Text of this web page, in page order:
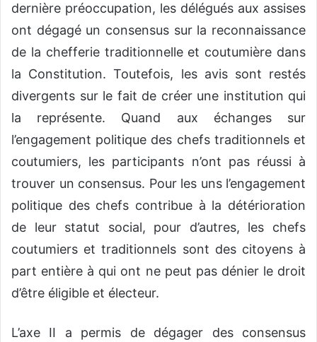
dernière préoccupation, les délégués aux assises
ont dégagé un consensus sur la reconnaissance
de la chefferie traditionnelle et coutumière dans
la Constitution. Toutefois, les avis sont restés
divergents sur le fait de créer une institution qui
la représente. Quand aux échanges sur
l’engagement politique des chefs traditionnels et
coutumiers, les participants n’ont pas réussi à
trouver un consensus. Pour les uns l’engagement
politique des chefs contribue à la détérioration
de leur statut social, pour d’autres, les chefs
coutumiers et traditionnels sont des citoyens à
part entière à qui ont ne peut pas dénier le droit
d’être éligible et électeur.
L’axe II a permis de dégager des consensus